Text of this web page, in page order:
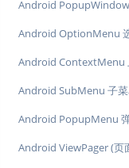
Android
Android OptionMenu
Android ContextMenu
Android SubMenu 子
Android PopupMenu
Android ViewPager (页